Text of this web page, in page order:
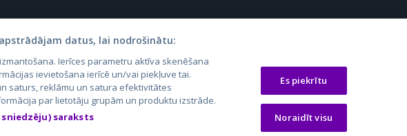
Aruodas.lt
CVbankas.lt
Kainos.lt
Paslaugos.lt
auto24.ee
KV.ee
Osta.ee
KuldneBörs.ee
datus, lai nodrošinātu:
Ierīces parametru aktīva skenēšana
ievietošana ierīcē un/vai piekļuve tai.
saturs, reklāmu un satura efektivitātes
par lietotāju grupām un produktu izstrāde.
saraksts
Es piekrītu
Noraidīt visu